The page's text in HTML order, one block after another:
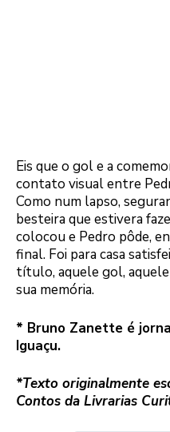
Eis que o gol e a
contato visual entre
Como num lapso,
besteira que estivera
colocou e Pedro pôde,
final. Foi para casa
título, aquele gol, aquele
sua memória.
* Bruno Zanette é
Iguaçu.
*Texto originalmente
Contos da Livrarias